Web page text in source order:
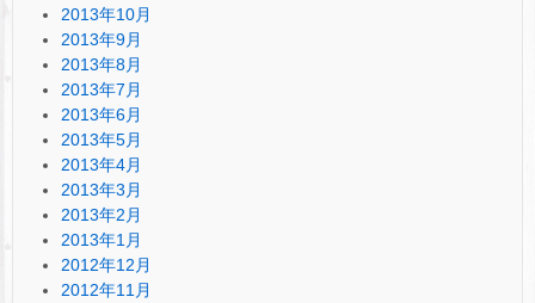
2013年10月
2013年9月
2013年8月
2013年7月
2013年6月
2013年5月
2013年4月
2013年3月
2013年2月
2013年1月
2012年12月
2012年11月